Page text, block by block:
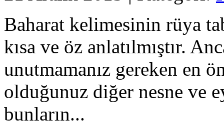
Baharat kelimesinin rüya
kısa ve öz anlatılmıştır.
unutmamanız gereken en
olduğunuz diğer nesne ve
bunların...